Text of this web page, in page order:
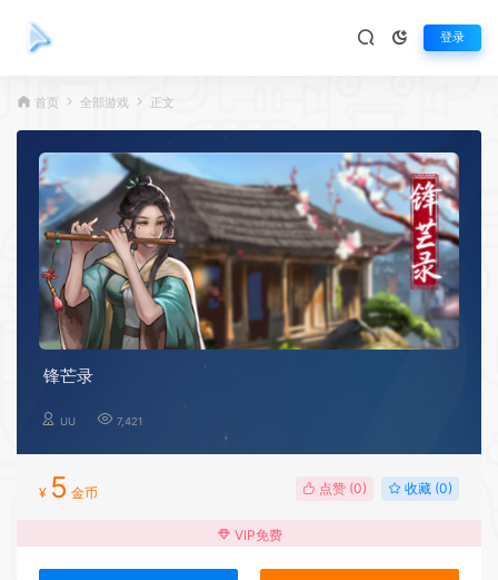
登录
首页 全部游戏 正文
锋芒录
UU 7,421
¥ 5 金币 点赞 (0) 收藏 (0)
VIP免费